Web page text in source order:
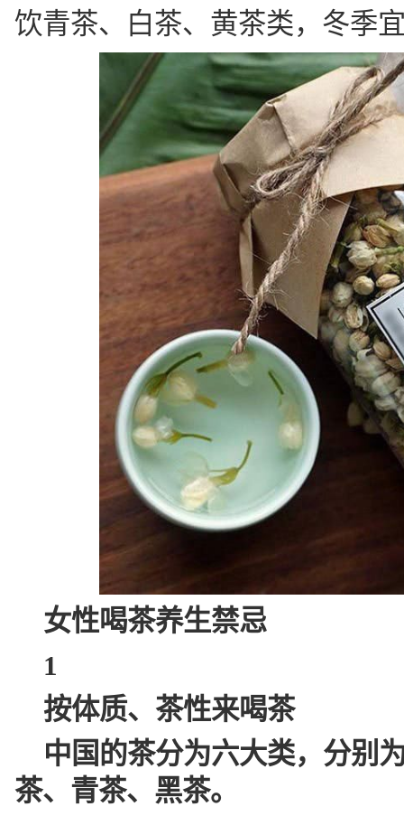
饮青茶、白茶、黄茶类，冬季
女性喝茶养生禁忌
1
按体质、茶性来喝茶
中国的茶分为六大类，分别
茶、青茶、黑茶。